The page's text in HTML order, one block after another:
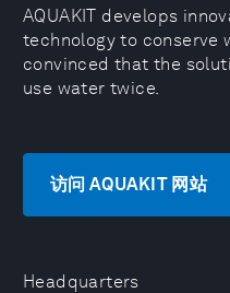
Headquarters
AQUAKIT develops
technology to conserve
convinced that the
use water twice.
访问 AQUAKIT 网站